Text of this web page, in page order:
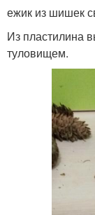
ежик из шишек
Из пластилина
туловищем.